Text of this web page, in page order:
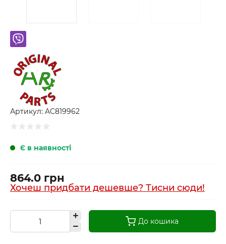
Артикул: AC819962
Є в наявності
864.0 грн
Хочеш придбати дешевше? Тисни сюди!
До кошика